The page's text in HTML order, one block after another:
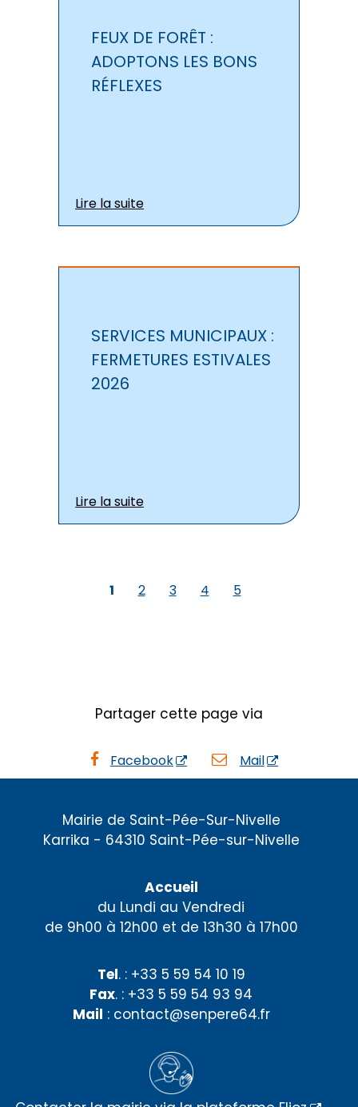
FEUX DE FORÊT :
ADOPTONS LES BONS
RÉFLEXES
Lire la suite
SERVICES MUNICIPAUX :
FERMETURES ESTIVALES
2026
Lire la suite
1 2 3 4 5
Partager cette page via
Facebook Mail
Mairie de Saint-Pée-Sur-Nivelle
Karrika - 64310 Saint-Pée-sur-Nivelle
Accueil
du Lundi au Vendredi
de 9h00 à 12h00 et de 13h30 à 17h00
Tel. : +33 5 59 54 10 19
Fax. : +33 5 59 54 93 94
Mail : contact@senpere64.fr